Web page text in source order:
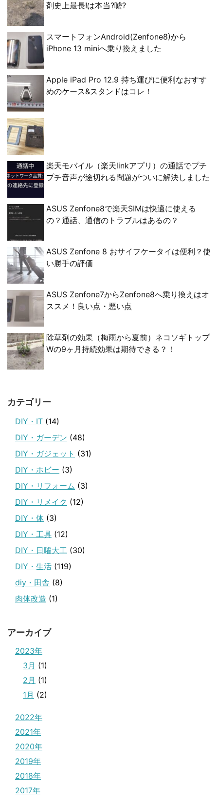
剤史上最長!は本当?嘘?
スマートフォンAndroid(Zenfone8)から
iPhone 13 miniへ乗り換えました
Apple iPad Pro 12.9 持ち運びに便利なおすす
めのケース&スタンドはコレ！
楽天モバイル（楽天linkアプリ）の通話でプチ
プチ音声が途切れる問題がついに解決しました
ASUS Zenfone8で楽天SIMは快適に使える
の？通話、通信のトラブルはあるの？
ASUS Zenfone 8 おサイフケータイは便利？使
い勝手の評価
ASUS Zenfone7からZenfone8へ乗り換えはオ
ススメ！良い点・悪い点
除草剤の効果（梅雨から夏前）ネコソギトップ
Wの9ヶ月持続効果は期待できる？！
カテゴリー
DIY・IT (14)
DIY・ガーデン (48)
DIY・ガジェット (31)
DIY・ホビー (3)
DIY・リフォーム (3)
DIY・リメイク (12)
DIY・体 (3)
DIY・工具 (12)
DIY・日曜大工 (30)
DIY・生活 (119)
diy・田舎 (8)
肉体改造 (1)
アーカイブ
2023年
3月 (1)
2月 (1)
1月 (2)
2022年
2021年
2020年
2019年
2018年
2017年